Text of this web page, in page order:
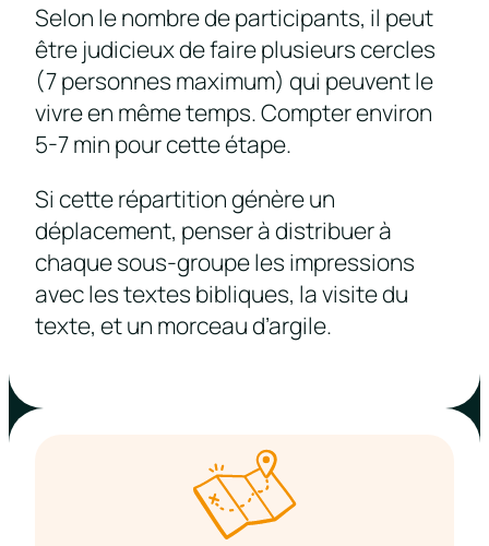
Selon le nombre de participants, il peut
être judicieux de faire plusieurs cercles
(7 personnes maximum) qui peuvent le
vivre en même temps. Compter environ
5-7 min pour cette étape.
Si cette répartition génère un
déplacement, penser à distribuer à
chaque sous-groupe les impressions
avec les textes bibliques, la visite du
texte, et un morceau d’argile.